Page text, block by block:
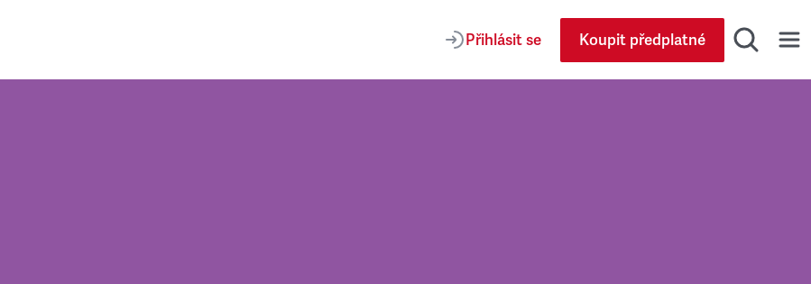
Přihlásit se Koupit předplatné